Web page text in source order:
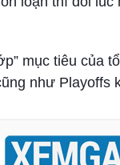
mục tiêu của
như Playoffs